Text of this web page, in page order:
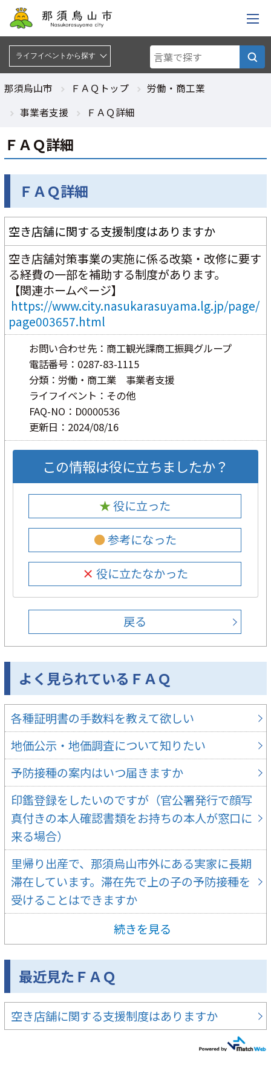
ライフイベントから探す :
ライフイベントから探す
那須烏山市 ＦＡＱトップ
労働・商工業
事業者支援
ＦＡＱ詳細
ＦＡＱ詳細
ＦＡＱ詳細
空き店舗に関する支援制度はありますか
空き店舗対策事業の実施に係る改築・改修に要す
る経費の一部を補助する制度があります。
【関連ホームページ】
https://www.city.nasukarasuyama.lg.jp/page/
page003657.html
お問い合わせ先：商工観光課商工振興グループ
電話番号：0287-83-1115
分類：労働・商工業 事業者支援
ライフイベント：その他
FAQ-NO：D0000536
更新日：2024/08/16
この情報は役に立ちましたか？
★ 役に立った
● 参考になった
× 役に立たなかった
戻る
よく見られているＦＡＱ
各種証明書の手数料を教えて欲しい
地価公示・地価調査について知りたい
予防接種の案内はいつ届きますか
印鑑登録をしたいのですが（官公署発行で顔写
真付きの本人確認書類をお持ちの本人が窓口に
来る場合）
里帰り出産で、那須烏山市外にある実家に長期
滞在しています。滞在先で上の子の予防接種を
受けることはできますか
続きを見る
最近見たＦＡＱ
空き店舗に関する支援制度はありますか